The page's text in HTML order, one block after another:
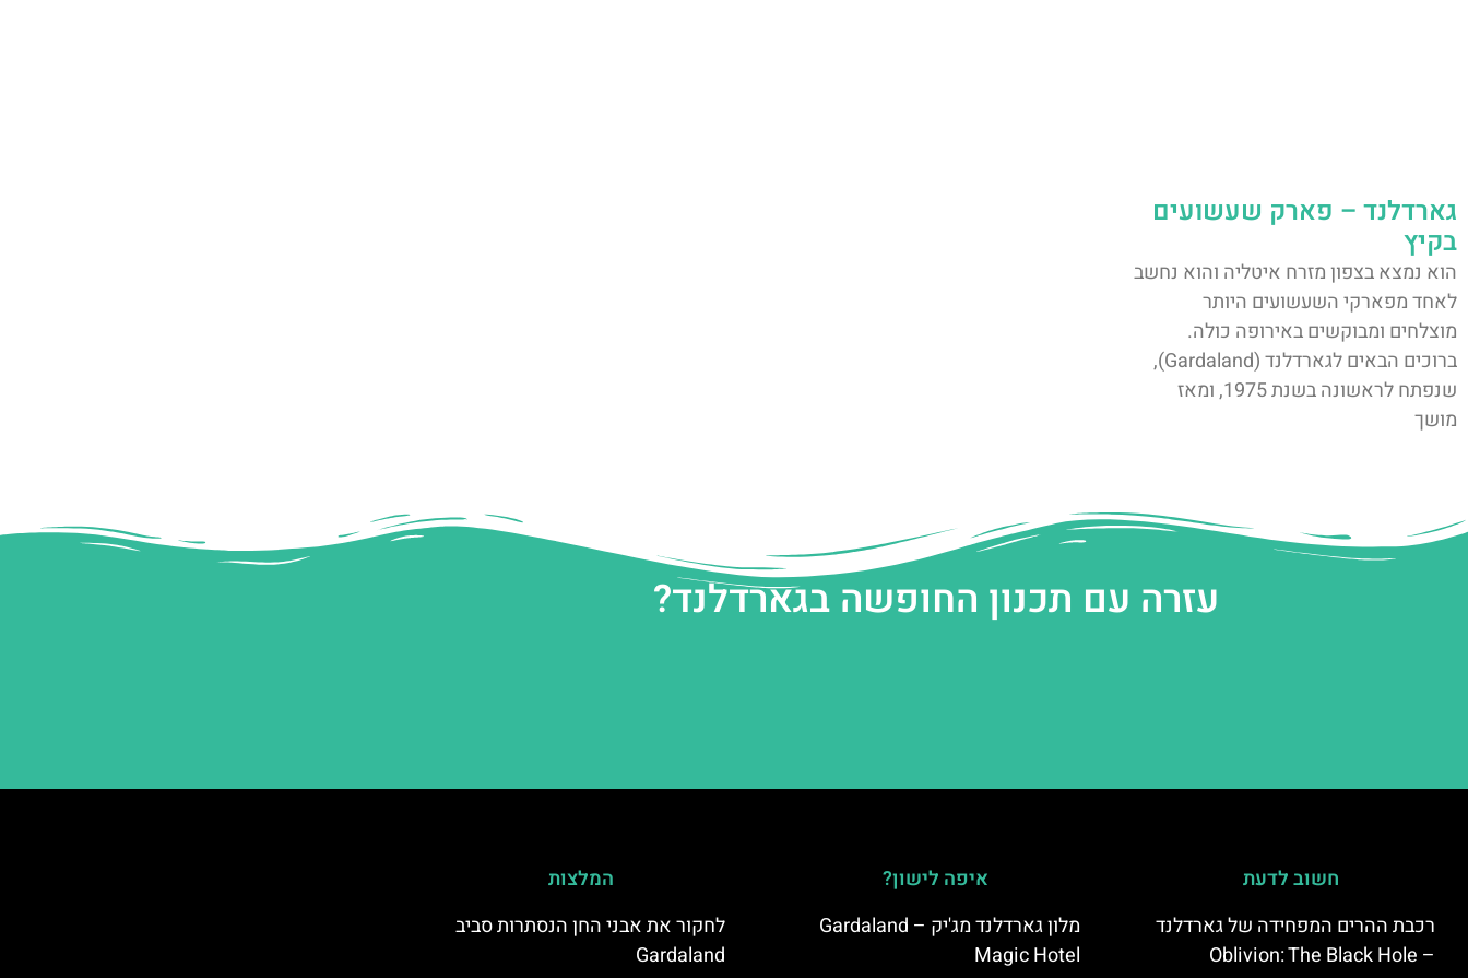
גארדלנד – פארק שעשועים
בקיץ
הוא נמצא בצפון מזרח איטליה והוא נחשב
לאחד מפארקי השעשועים היותר
מוצלחים ומבוקשים באירופה כולה.
ברוכים הבאים לגארדלנד (Gardaland),
שנפתח לראשונה בשנת 1975, ומאז
מושך
עזרה עם תכנון החופשה בגארדלנד?
חשוב לדעת
רכבת ההרים המפחידה של גארדלנד
– Oblivion: The Black Hole
איפה לישון?
מלון גארדלנד מג'יק – Gardaland
Magic Hotel
המלצות
לחקור את אבני החן הנסתרות סביב
Gardaland